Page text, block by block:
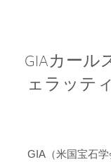
GIAカール
ェラッテ
GIA（米国宝石